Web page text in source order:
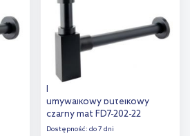
porównania
FDesign Kleome syfon
umywalkowy butelkowy
czarny mat FD7-202-22
Dostępność: do 7 dni